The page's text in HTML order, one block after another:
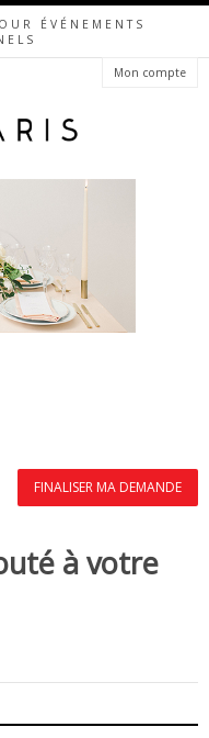
ÉVÉNEMENTS
Mon compte
FINALISER MA DEMANDE
à votre